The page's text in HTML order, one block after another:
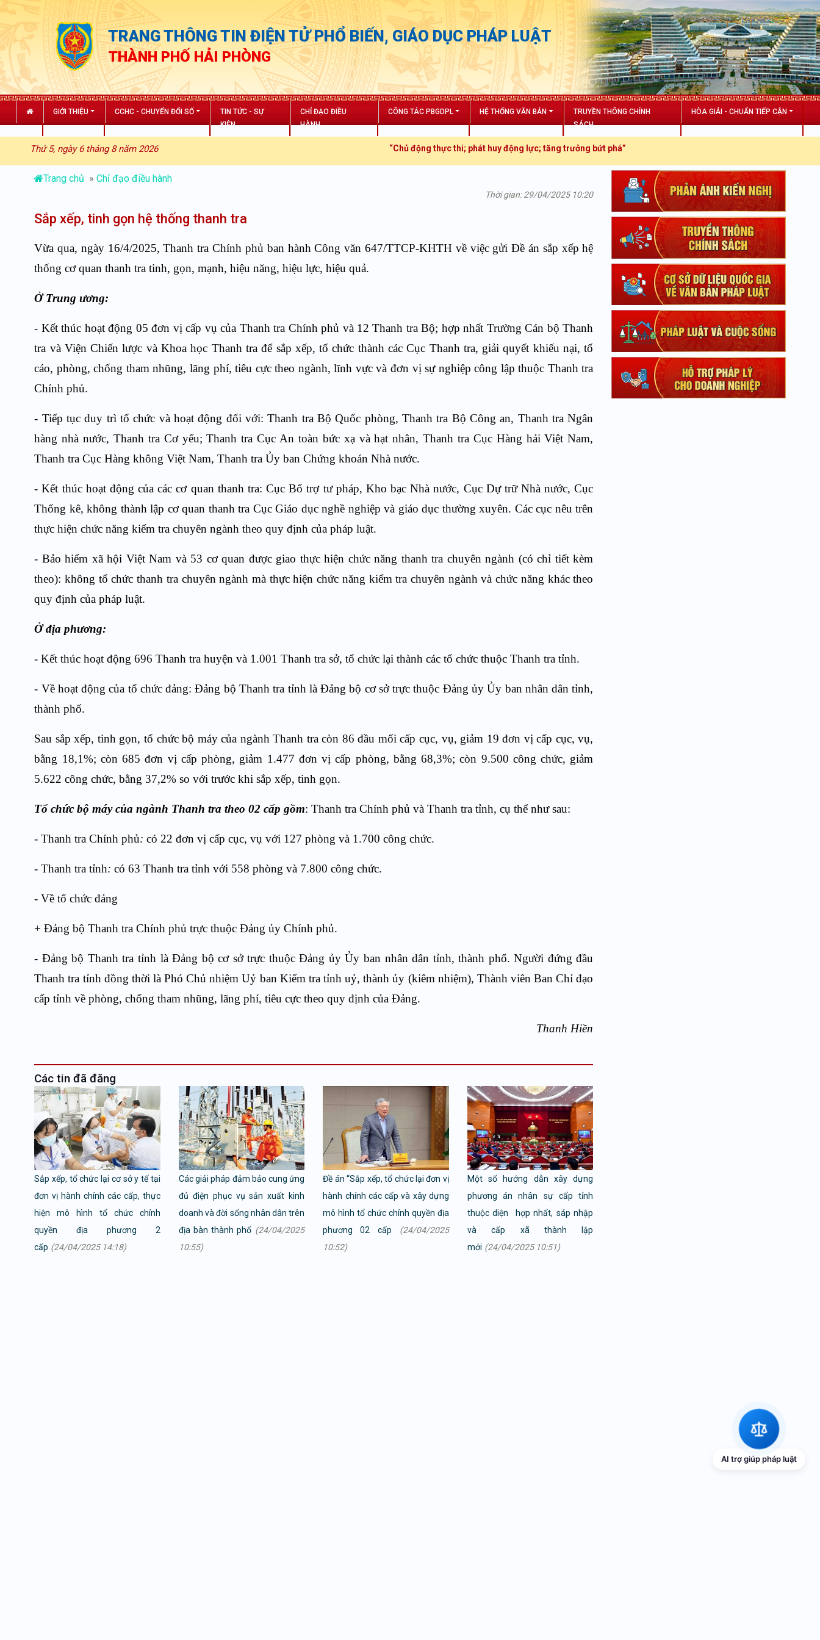
TRANG THÔNG TIN ĐIỆN TỬ PHỔ BIẾN, GIÁO DỤC PHÁP LUẬT
THÀNH PHỐ HẢI PHÒNG
GIỚI THIỆU CCHC - CHUYỂN ĐỔI SỐ
TIN TỨC - SỰ
KIỆN
CHỈ ĐẠO ĐIỀU
HÀNH
CÔNG TÁC PBGDPL HỆ THỐNG VĂN BẢN
TRUYỀN THÔNG CHÍNH
SÁCH
HÒA GIẢI - CHUẨN TIẾP CẬN
Thứ 5, ngày 6 tháng 8 năm 2026 “Chủ động thực thi; phát huy động lực; tăng trưởng bứt phá”
Trang chủ »Chỉ đạo điều hành
Thời gian: 29/04/2025 10:20
Sắp xếp, tinh gọn hệ thống thanh tra
Vừa qua, ngày 16/4/2025, Thanh tra Chính phủ ban hành Công văn 647/TTCP-KHTH về việc gửi Đề án sắp xếp hệ
thống cơ quan thanh tra tinh, gọn, mạnh, hiệu năng, hiệu lực, hiệu quả.
Ở Trung ương:
- Kết thúc hoạt động 05 đơn vị cấp vụ của Thanh tra Chính phủ và 12 Thanh tra Bộ; hợp nhất Trường Cán bộ Thanh
tra và Viện Chiến lược và Khoa học Thanh tra để sắp xếp, tổ chức thành các Cục Thanh tra, giải quyết khiếu nại, tố
cáo, phòng, chống tham nhũng, lãng phí, tiêu cực theo ngành, lĩnh vực và đơn vị sự nghiệp công lập thuộc Thanh tra
Chính phủ.
- Tiếp tục duy trì tổ chức và hoạt động đối với: Thanh tra Bộ Quốc phòng, Thanh tra Bộ Công an, Thanh tra Ngân
hàng nhà nước, Thanh tra Cơ yếu; Thanh tra Cục An toàn bức xạ và hạt nhân, Thanh tra Cục Hàng hải Việt Nam,
Thanh tra Cục Hàng không Việt Nam, Thanh tra Ủy ban Chứng khoán Nhà nước.
- Kết thúc hoạt động của các cơ quan thanh tra: Cục Bổ trợ tư pháp, Kho bạc Nhà nước, Cục Dự trữ Nhà nước, Cục
Thống kê, không thành lập cơ quan thanh tra Cục Giáo dục nghề nghiệp và giáo dục thường xuyên. Các cục nêu trên
thực hiện chức năng kiểm tra chuyên ngành theo quy định của pháp luật.
- Bảo hiểm xã hội Việt Nam và 53 cơ quan được giao thực hiện chức năng thanh tra chuyên ngành (có chỉ tiết kèm
theo): không tổ chức thanh tra chuyên ngành mà thực hiện chức năng kiểm tra chuyên ngành và chức năng khác theo
quy định của pháp luật.
Ở địa phương:
- Kết thúc hoạt động 696 Thanh tra huyện và 1.001 Thanh tra sở, tổ chức lại thành các tổ chức thuộc Thanh tra tỉnh.
- Về hoạt động của tổ chức đảng: Đảng bộ Thanh tra tỉnh là Đảng bộ cơ sở trực thuộc Đảng ủy Ủy ban nhân dân tỉnh,
thành phố.
Sau sắp xếp, tinh gọn, tổ chức bộ máy của ngành Thanh tra còn 86 đầu mối cấp cục, vụ, giảm 19 đơn vị cấp cục, vụ,
bằng 18,1%; còn 685 đơn vị cấp phòng, giảm 1.477 đơn vị cấp phòng, bằng 68,3%; còn 9.500 công chức, giảm
5.622 công chức, bằng 37,2% so với trước khi sắp xếp, tinh gọn.
Tổ chức bộ máy của ngành Thanh tra theo 02 cấp gồm: Thanh tra Chính phủ và Thanh tra tỉnh, cụ thể như sau:
-Thanh tra Chính phủ:có 22 đơn vị cấp cục, vụ với 127 phòng và 1.700 công chức.
-Thanh tra tỉnh: có 63 Thanh tra tỉnh với 558 phòng và 7.800 công chức.
-Về tổ chức đảng
+ Đảng bộ Thanh tra Chính phủ trực thuộc Đảng ủy Chính phủ.
- Đảng bộ Thanh tra tỉnh là Đảng bộ cơ sở trực thuộc Đảng ủy Ủy ban nhân dân tỉnh, thành phố. Người đứng đầu
Thanh tra tỉnh đồng thời là Phó Chủ nhiệm Uỷ ban Kiểm tra tỉnh uỷ, thành ủy (kiêm nhiệm), Thành viên Ban Chỉ đạo
cấp tỉnh về phòng, chống tham nhũng, lãng phí, tiêu cực theo quy định của Đảng.
Thanh Hiền
Các tin đã đăng
Sắp xếp, tổ chức lại cơ sở y tế tại
đơn vị hành chính các cấp, thực
hiện mô hình tổ chức chính
quyền địa phương 2
cấp (24/04/2025 14:18)
Các giải pháp đảm bảo cung ứng
đủ điện phục vụ sản xuất kinh
doanh và đời sống nhân dân trên
địa bàn thành phố (24/04/2025
10:55)
Đề án “Sắp xếp, tổ chức lại đơn vị
hành chính các cấp và xây dựng
mô hình tổ chức chính quyền địa
phương 02 cấp
(24/04/2025
10:52)
Một số hướng dẫn xây dựng
phương án nhân sự cấp tỉnh
thuộc diện hợp nhất, sáp nhập
và cấp xã thành lập
mới (24/04/2025 10:51)
AI trợ giúp pháp luật